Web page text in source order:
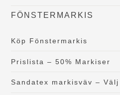
FÖNSTERMARKIS
Köp Fönstermarkis
Prislista – 50% Markiser
Sandatex markisväv –